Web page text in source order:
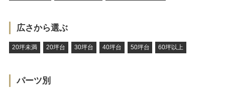
広さから選ぶ
20坪未満 20坪台 30坪台 40坪台 50坪台 60坪以上
パーツ別